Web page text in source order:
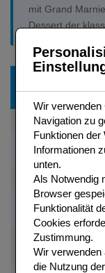
mit Grand
Dessert der
Crepe-Teig (duenn)
Butter
Zucker
Orangen
Grand Marnier oder
Cointreau
Wir
Navigation zu
Funktionen der
Informationen
unten.
Als Notwendig
Browser
Funktionalität
Cookies
Zustimmung.
Wir verwenden
die Nutzung